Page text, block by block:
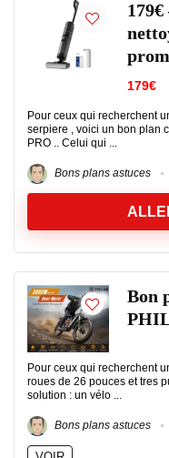
179€
Pour ceux qui recherchent
serpiere , voici un bon plan
PRO .. Celui qui ...
Bons plans astuces
Bon
Pour ceux qui recherchent
roues de 26 pouces et tres
solution : un vélo ...
Bons plans astuces